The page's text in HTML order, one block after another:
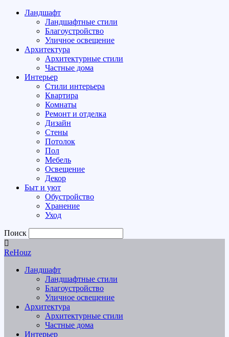
Ландшафт
Ландшафтные стили
Благоустройство
Уличное освещение
Архитектура
Архитектурные стили
Частные дома
Интерьер
Стили интерьера
Квартира
Комнаты
Ремонт и отделка
Дизайн
Стены
Потолок
Пол
Мебель
Освещение
Декор
Быт и уют
Обустройство
Хранение
Уход
Поиск
ReHouz
Ландшафт
Ландшафтные стили
Благоустройство
Уличное освещение
Архитектура
Архитектурные стили
Частные дома
Интерьер